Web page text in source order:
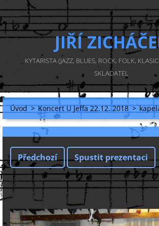
JIŘÍ
KYTARISTA (JAZZ, BLUES, ROCK, FOLK,
SKLADATEL
Úvod > Koncert U Jeffa 22.12. 2018 >
Předchozí Spustit prezentaci